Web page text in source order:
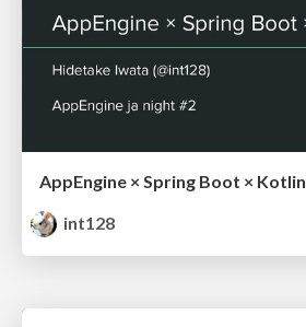
AppEngine × Spring Boot × Kotlin
int128